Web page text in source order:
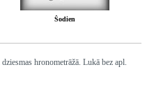
Šodien
hronometrāžā. Lukā bez apl.